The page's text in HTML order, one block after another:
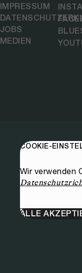
IMPRESSUM
JOBS
MEDIEN
COOKIE-
Wir verwenden
ALLE